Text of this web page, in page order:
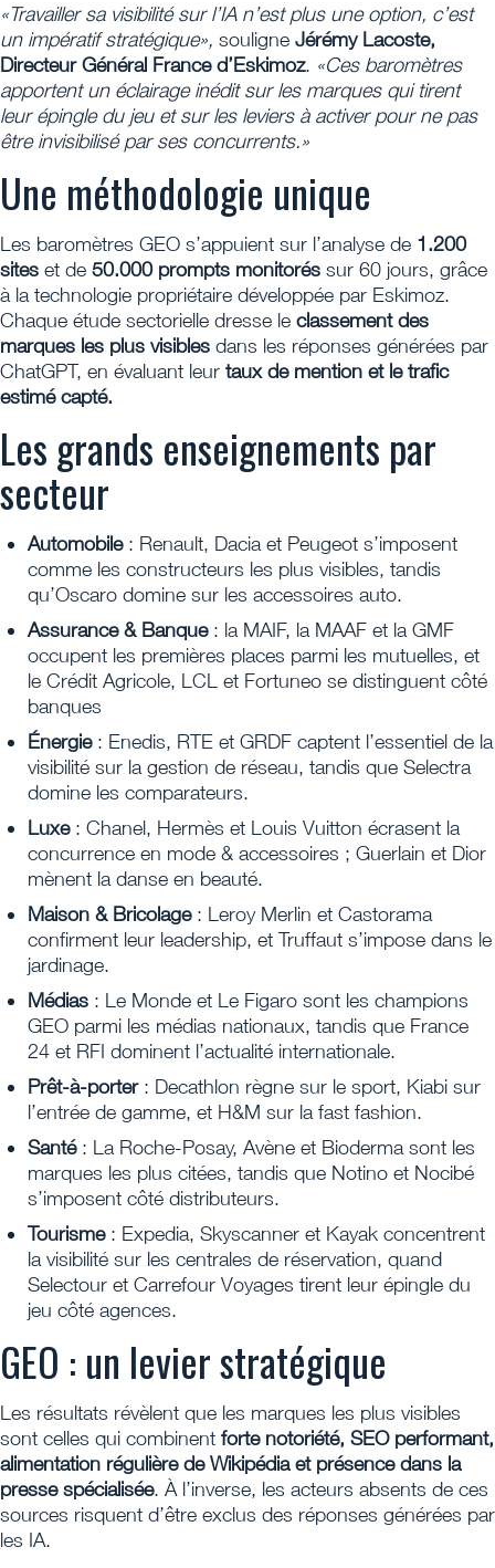
«Travailler sa visibilité sur l’IA n’est plus une option, c’est
un impératif stratégique», souligne Jérémy Lacoste,
Directeur Général France d’Eskimoz. «Ces baromètres
apportent un éclairage inédit sur les marques qui tirent
leur épingle du jeu et sur les leviers à activer pour ne pas
être invisibilisé par ses concurrents.»
Une méthodologie unique
Les baromètres GEO s’appuient sur l’analyse de 1.200
sites et de 50.000 prompts monitorés sur 60 jours, grâce
à la technologie propriétaire développée par Eskimoz.
Chaque étude sectorielle dresse le classement des
marques les plus visibles dans les réponses générées par
ChatGPT, en évaluant leur taux de mention et le trafic
estimé capté.
Les grands enseignements par
secteur
Automobile: Renault, Dacia et Peugeot s’imposent
comme les constructeurs les plus visibles, tandis
qu’Oscaro domine sur les accessoires auto.
Assurance & Banque: la MAIF, la MAAF et la GMF
occupent les premières places parmi les mutuelles, et
le Crédit Agricole, LCL et Fortuneo se distinguent côté
banques
Énergie: Enedis, RTE et GRDF captent l’essentiel de la
visibilité sur la gestion de réseau, tandis que Selectra
domine les comparateurs.
Luxe: Chanel, Hermès et Louis Vuitton écrasent la
concurrence en mode & accessoires ; Guerlain et Dior
mènent la danse en beauté.
Maison & Bricolage: Leroy Merlin et Castorama
confirment leur leadership, et Truffaut s’impose dans le
jardinage.
Médias : Le Monde et Le Figaro sont les champions
GEO parmi les médias nationaux, tandis que France
24 et RFI dominent l’actualité internationale.
Prêt-à-porter: Decathlon règne sur le sport, Kiabi sur
l’entrée de gamme, et H&M sur la fast fashion.
Santé: La Roche-Posay, Avène et Bioderma sont les
marques les plus citées, tandis que Notino et Nocibé
s’imposent côté distributeurs.
Tourisme: Expedia, Skyscanner et Kayak concentrent
la visibilité sur les centrales de réservation, quand
Selectour et Carrefour Voyages tirent leur épingle du
jeu côté agences.
GEO : un levier stratégique
Les résultats révèlent que les marques les plus visibles
sont celles qui combinent forte notoriété, SEO performant,
alimentation régulière de Wikipédia et présence dans la
presse spécialisée. À l’inverse, les acteurs absents de ces
sources risquent d’être exclus des réponses générées par
les IA.